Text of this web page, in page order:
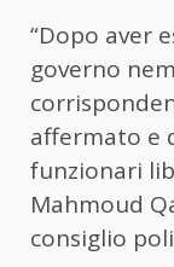
“Dopo aver
governo
affermato e
funzionari
Mahmoud
consiglio